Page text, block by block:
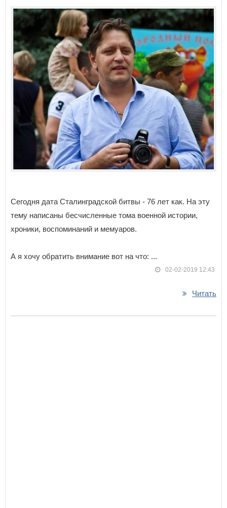
Сегодня дата Сталинградской битвы - 76 лет как. На эту
тему написаны бесчисленные тома военной истории,
хроники, воспоминаний и мемуаров.
А я хочу обратить внимание вот на что: ...
02-02-2019 12:43
Читать